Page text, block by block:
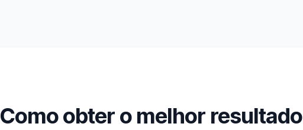
Como obter o melhor resultado